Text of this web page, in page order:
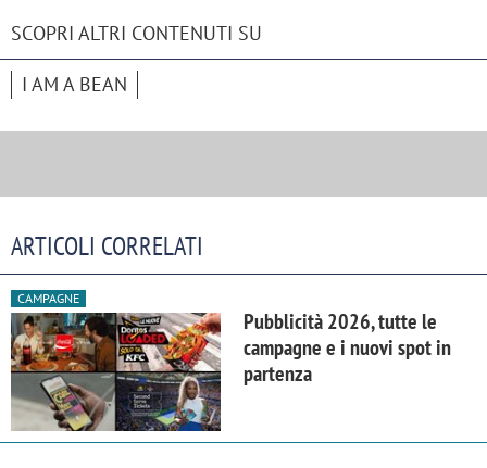
SCOPRI ALTRI CONTENUTI SU
I AM A BEAN
ARTICOLI CORRELATI
CAMPAGNE
Pubblicità 2026, tutte le
campagne e i nuovi spot in
partenza